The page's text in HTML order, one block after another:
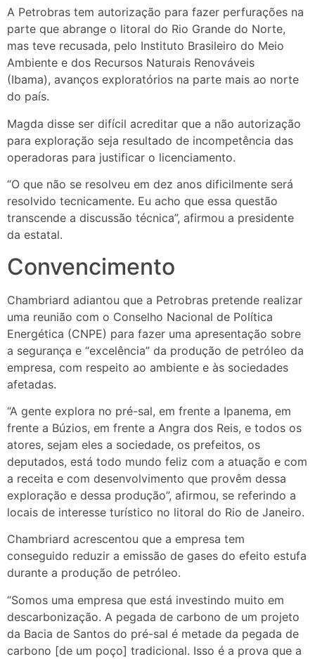
A Petrobras tem autorização para fazer perfurações na
parte que abrange o litoral do Rio Grande do Norte,
mas teve recusada, pelo Instituto Brasileiro do Meio
Ambiente e dos Recursos Naturais Renováveis
(Ibama), avanços exploratórios na parte mais ao norte
do país.
Magda disse ser difícil acreditar que a não autorização
para exploração seja resultado de incompetência das
operadoras para justificar o licenciamento.
“O que não se resolveu em dez anos dificilmente será
resolvido tecnicamente. Eu acho que essa questão
transcende a discussão técnica”, afirmou a presidente
da estatal.
Convencimento
Chambriard adiantou que a Petrobras pretende realizar
uma reunião com o Conselho Nacional de Política
Energética (CNPE) para fazer uma apresentação sobre
a segurança e “excelência” da produção de petróleo da
empresa, com respeito ao ambiente e às sociedades
afetadas.
“A gente explora no pré-sal, em frente a Ipanema, em
frente a Búzios, em frente a Angra dos Reis, e todos os
atores, sejam eles a sociedade, os prefeitos, os
deputados, está todo mundo feliz com a atuação e com
a receita e com desenvolvimento que provêm dessa
exploração e dessa produção”, afirmou, se referindo a
locais de interesse turístico no litoral do Rio de Janeiro.
Chambriard acrescentou que a empresa tem
conseguido reduzir a emissão de gases do efeito estufa
durante a produção de petróleo.
“Somos uma empresa que está investindo muito em
descarbonização. A pegada de carbono de um projeto
da Bacia de Santos do pré-sal é metade da pegada de
carbono [de um poço] tradicional. Isso é a prova que a